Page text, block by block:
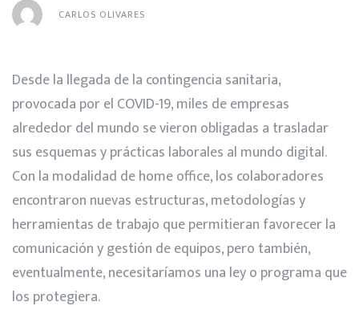
CARLOS OLIVARES
Desde la llegada de la contingencia sanitaria,
provocada por el COVID-19, miles de empresas
alrededor del mundo se vieron obligadas a trasladar
sus esquemas y prácticas laborales al mundo digital.
Con la modalidad de home office, los colaboradores
encontraron nuevas estructuras, metodologías y
herramientas de trabajo que permitieran favorecer la
comunicación y gestión de equipos, pero también,
eventualmente, necesitaríamos una ley o programa que
los protegiera.